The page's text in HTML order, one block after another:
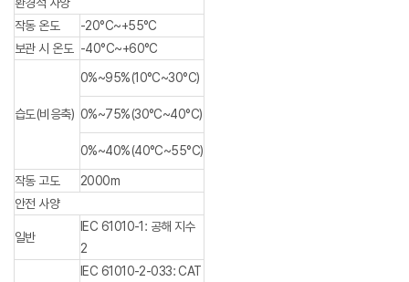
작동 온도
-20°C~+55°C
보관 시 온도 -40°C~+60°C
습도(비응축)
0%~95%(10°C~30°C)
0%~75%(30°C~40°C)
0%~40%(40°C~55°C)
작동 고도
2000m
안전 사양
일반
IEC 61010-1: 공해 지수
2
IEC 61010-2-033: CAT